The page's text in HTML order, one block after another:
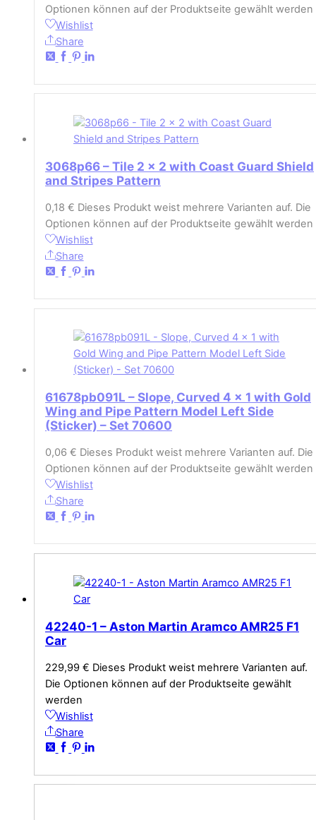
Optionen können auf der Produktseite gewählt werden
Wishlist
Share
3068p66 – Tile 2 x 2 with Coast Guard Shield
and Stripes Pattern
0,18 € Dieses Produkt weist mehrere Varianten auf. Die
Optionen können auf der Produktseite gewählt werden
Wishlist
Share
61678pb091L – Slope, Curved 4 x 1 with Gold
Wing and Pipe Pattern Model Left Side
(Sticker) – Set 70600
0,06 € Dieses Produkt weist mehrere Varianten auf. Die
Optionen können auf der Produktseite gewählt werden
Wishlist
Share
42240-1 – Aston Martin Aramco AMR25 F1
Car
229,99 € Dieses Produkt weist mehrere Varianten auf.
Die Optionen können auf der Produktseite gewählt
werden
Wishlist
Share